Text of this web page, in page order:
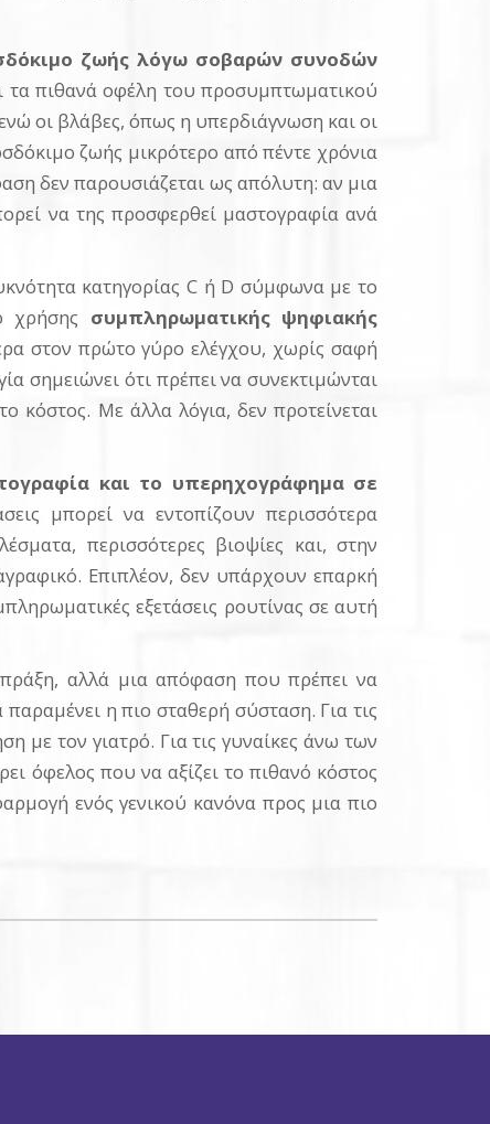
ζωής λόγω σοβαρών συνοδών
τα πιθανά οφέλη του προσυμπτωματικού
οι βλάβες, όπως η υπερδιάγνωση και οι
ζωής μικρότερο από πέντε χρόνια
δεν παρουσιάζεται ως απόλυτη: αν μια
να της προσφερθεί μαστογραφία ανά
κατηγορίας C ή D σύμφωνα με το
χρήσης συμπληρωματικής ψηφιακής
στον πρώτο γύρο ελέγχου, χωρίς σαφή
σημειώνει ότι πρέπει να συνεκτιμώνται
κόστος. Με άλλα λόγια, δεν προτείνεται
και το υπερηχογράφημα σε
μπορεί να εντοπίζουν περισσότερα
περισσότερες βιοψίες και, στην
Επιπλέον, δεν υπάρχουν επαρκή
εξετάσεις ρουτίνας σε αυτή
πράξη, αλλά μια απόφαση που πρέπει να
η πιο σταθερή σύσταση. Για τις
με τον γιατρό. Για τις γυναίκες άνω των
όφελος που να αξίζει το πιθανό κόστος
ενός γενικού κανόνα προς μια πιο